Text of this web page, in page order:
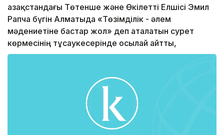
Қазақстандағы Төтенше және Өкілетті Елшісі Эмил
Рапча бүгін Алматыда «Төзімділік - әлем
мәдениетіне бастар жол» деп аталатын сурет
көрмесінің тұсаукесерінде осылай айтты,